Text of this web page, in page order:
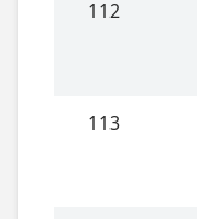
112
113